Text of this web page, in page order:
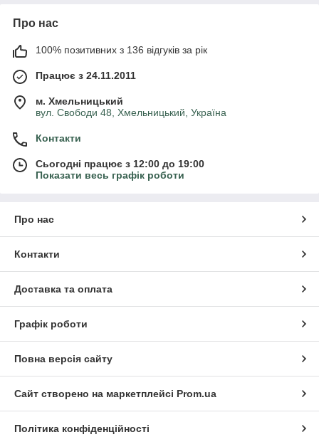
Про нас
100% позитивних з 136 відгуків за рік
Працює з 24.11.2011
м. Хмельницький
вул. Свободи 48, Хмельницький, Україна
Контакти
Сьогодні працює з 12:00 до 19:00
Показати весь графік роботи
Про нас
Контакти
Доставка та оплата
Графік роботи
Повна версія сайту
Сайт створено на маркетплейсі Prom.ua
Політика конфіденційності